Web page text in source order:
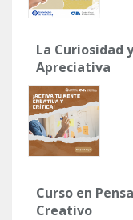
La Curiosidad
Apreciativa
Curso en
Creativo